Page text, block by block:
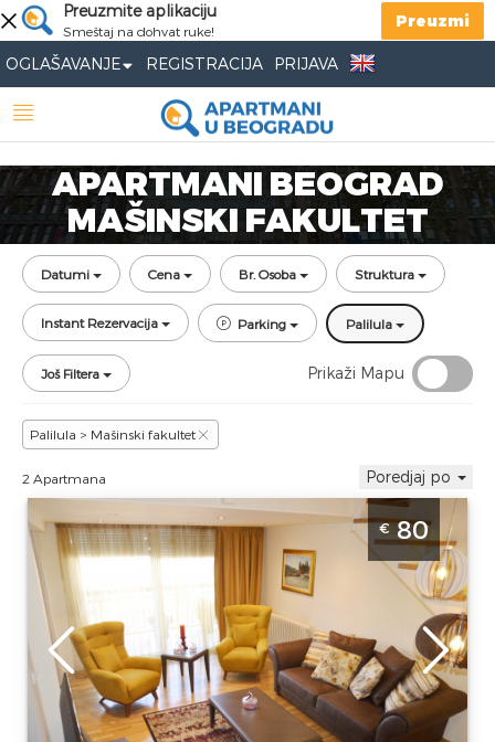
Preuzmite aplikaciju
Smeštaj na dohvat ruke!
Preuzmi
OGLAŠAVANJE REGISTRACIJA PRIJAVA
APARTMANI BEOGRAD
MAŠINSKI FAKULTET
Datumi Cena Br. Osoba Struktura
Instant Rezervacija Parking Palilula
Još Filtera Prikaži Mapu
Palilula > Mašinski fakultet
2 Apartmana Poredjaj po
Trosoban Apartman On top 23 Beograd
Palilula. Nalazi se u neposrednoj blizini
Masinskog fakulteta. Dupleks apartman za 6
osoba
Beograd
Lokacija:
Beograd Palilula
Adresa:
Gosti:6
Kvadratura : 75
m2
€80